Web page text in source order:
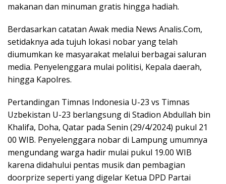
makanan dan minuman gratis hingga hadiah.
Berdasarkan catatan Awak media News Analis.Com,
setidaknya ada tujuh lokasi nobar yang telah
diumumkan ke masyarakat melalui berbagai saluran
media. Penyelenggara mulai politisi, Kepala daerah,
hingga Kapolres.
Pertandingan Timnas Indonesia U-23 vs Timnas
Uzbekistan U-23 berlangsung di Stadion Abdullah bin
Khalifa, Doha, Qatar pada Senin (29/4/2024) pukul 21
00 WIB. Penyelenggara nobar di Lampung umumnya
mengundang warga hadir mulai pukul 19.00 WIB
karena didahului pentas musik dan pembagian
doorprize seperti yang digelar Ketua DPD Partai